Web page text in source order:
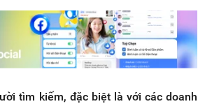
tìm kiếm, đặc biệt là với các doanh